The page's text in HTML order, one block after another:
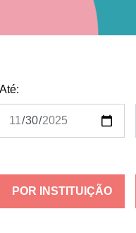
Até:
POR INSTITUIÇÃO